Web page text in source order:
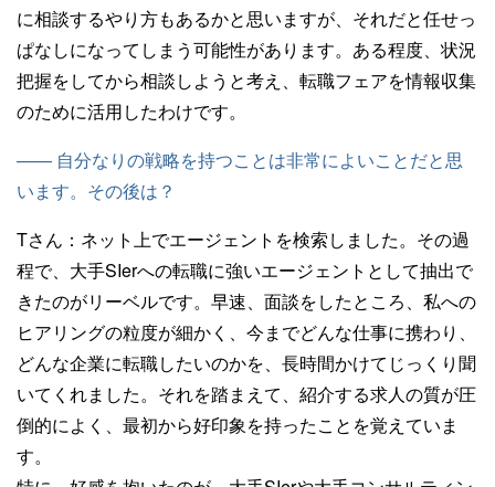
に相談するやり方もあるかと思いますが、それだと任せっ
ぱなしになってしまう可能性があります。ある程度、状況
把握をしてから相談しようと考え、転職フェアを情報収集
のために活用したわけです。
—— 自分なりの戦略を持つことは非常によいことだと思
います。その後は？
Tさん： ネット上でエージェントを検索しました。その過
程で、大手SIerへの転職に強いエージェントとして抽出で
きたのがリーベルです。早速、面談をしたところ、私への
ヒアリングの粒度が細かく、今までどんな仕事に携わり、
どんな企業に転職したいのかを、長時間かけてじっくり聞
いてくれました。それを踏まえて、紹介する求人の質が圧
倒的によく、最初から好印象を持ったことを覚えていま
す。